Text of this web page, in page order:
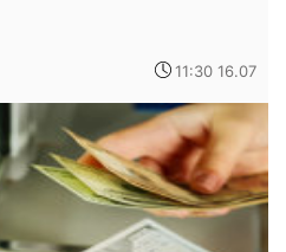
11:30 16.07